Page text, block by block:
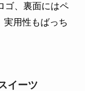
ゴ、裏面にはペ
実用性もばっち
イーツ